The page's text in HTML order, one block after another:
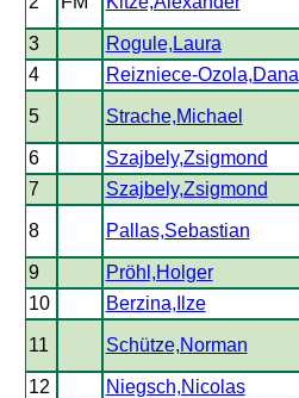
3 Rogule,Laura
4
Reizniece-Ozola,Dana
5 Strache,Michael
6 Szajbely,Zsigmond
7
Szajbely,Zsigmond
8 Pallas,Sebastian
9 Pröhl,Holger
10
Berzina,Ilze
11 Schütze,Norman
12 Niegsch,Nicolas